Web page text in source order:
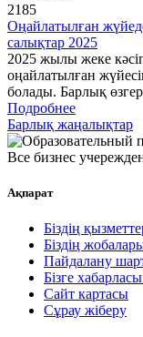
2185
Оңайлатылған
салықтар 2025
2025 жылы жеке
оңайлатылған
болады. Барлық
Подробнее
Барлық жаңалықтар
Все бизнес
Ақпарат
Біздің
Біздің
Пайдалану
Бізге
Сайт картасы
Сұрау жіберу